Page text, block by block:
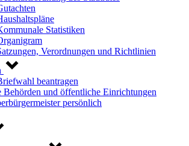
Statistiken
Verordnungen und Richtlinien
beantragen
Behörden und öffentliche Einrichtungen
persönlich